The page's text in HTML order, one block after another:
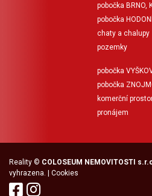
pobočka BRNO,
pobočka
chaty a chalupy
pozemky
pobočka
pobočka
komerční
pronájem
Reality © COLOSEUM NEMOVITOSTI
vyhrazena. | Cookies